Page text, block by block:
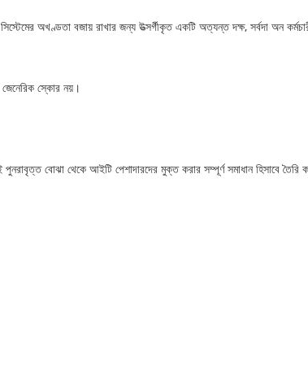
অখণ্ডতা বজায় রাখার জন্য উত্সর্গীকৃত একটি অত্যন্ত দক্ষ, সর্বদা অন
জেনেরিক স্কোর নয়।
বোঝা থেকে আইটি পেশাদারদের মুক্ত করার সম্পূর্ণ সমাধান হিসাবে তৈরি